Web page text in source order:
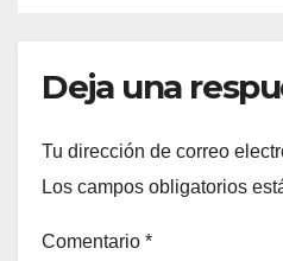
Deja una
Tu dirección de correo
Los campos obligatorios
Comentario *